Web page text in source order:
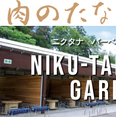
ニクタナ バーベ
NIKU-